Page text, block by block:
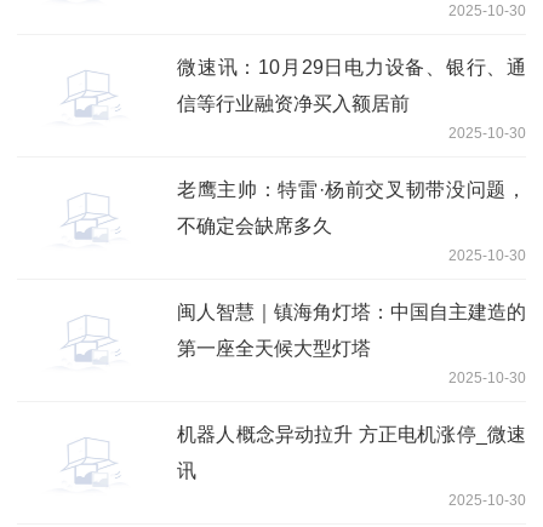
2025-10-30
微速讯：10月29日电力设备、银行、通
信等行业融资净买入额居前
2025-10-30
老鹰主帅：特雷·杨前交叉韧带没问题，
不确定会缺席多久
2025-10-30
闽人智慧｜镇海角灯塔：中国自主建造的
第一座全天候大型灯塔
2025-10-30
机器人概念异动拉升 方正电机涨停_微速
讯
2025-10-30